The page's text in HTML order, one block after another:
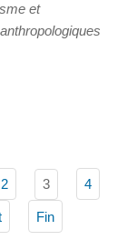
et
2 3 4
Fin